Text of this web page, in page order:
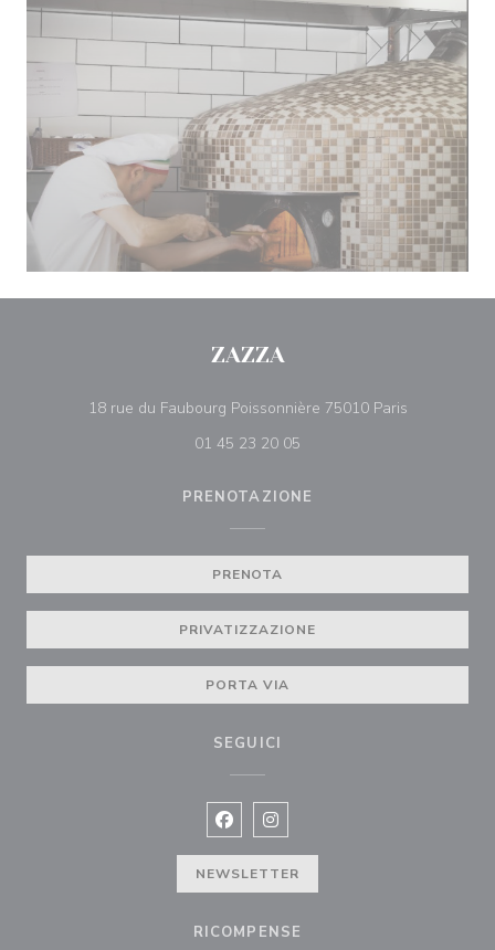
ZAZZA
18 rue du Faubourg Poissonnière 75010 Paris((apre una
01 45 23 20 05
PRENOTAZIONE
PRENOTA
PRIVATIZZAZIONE
PORTA VIA
SEGUICI
Facebook ((apre una nuova
Instagram ((apre una nuova
NEWSLETTER
RICOMPENSE